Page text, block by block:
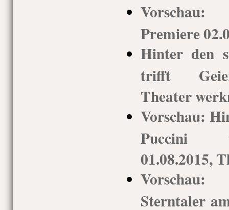
Premiere
Hinter den
trifft
Theater
Vorschau:
Puccini
01.08.2015,
Sterntaler